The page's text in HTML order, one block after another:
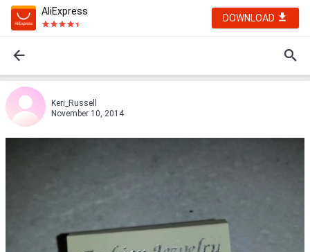
AliExpress
DOWNLOAD
Keri_Russell
November 10, 2014